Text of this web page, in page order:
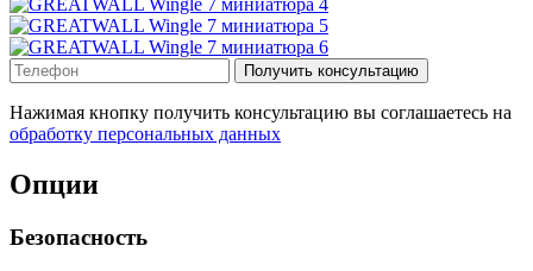
Получить консультацию
Нажимая кнопку получить консультацию вы соглашаетесь на
обработку персональных данных
Опции
Безопасность